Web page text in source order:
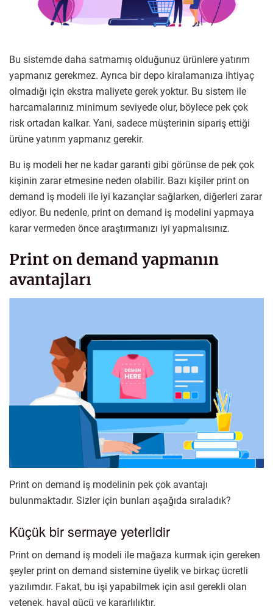
Bu sistemde daha satmamış olduğunuz ürünlere yatırım
yapmanız gerekmez. Ayrıca bir depo kiralamanıza ihtiyaç
olmadığı için ekstra maliyete gerek yoktur. Bu sistem ile
harcamalarınız minimum seviyede olur, böylece pek çok
risk ortadan kalkar. Yani, sadece müşterinin sipariş ettiği
ürüne yatırım yapmanız gerekir.
Bu iş modeli her ne kadar garanti gibi görünse de pek çok
kişinin zarar etmesine neden olabilir. Bazı kişiler print on
demand iş modeli ile iyi kazançlar sağlarken, diğerleri zarar
ediyor. Bu nedenle, print on demand iş modelini yapmaya
karar vermeden önce araştırmanızı iyi yapmalısınız.
Print on demand yapmanın
avantajları
Print on demand iş modelinin pek çok avantajı
bulunmaktadır. Sizler için bunları aşağıda sıraladık?
Küçük bir sermaye yeterlidir
Print on demand iş modeli ile mağaza kurmak için gereken
şeyler print on demand sistemine üyelik ve birkaç ücretli
yazılımdır. Fakat, bu işi yapabilmek için asıl gerekli olan
yetenek, hayal gücü ve kararlılıktır.